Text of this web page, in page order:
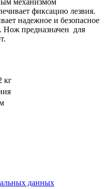
фиксацию лезвия.
надежное и безопасное
Нож предназначен для
кг
данных